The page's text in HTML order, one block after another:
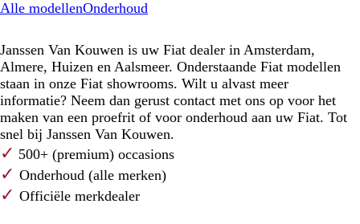
Alle modellenOnderhoud
Janssen Van Kouwen is uw Fiat dealer in Amsterdam,
Almere, Huizen en Aalsmeer. Onderstaande Fiat modellen
staan in onze Fiat showrooms. Wilt u alvast meer
informatie? Neem dan gerust contact met ons op voor het
maken van een proefrit of voor onderhoud aan uw Fiat. Tot
snel bij Janssen Van Kouwen.
✓ 500+ (premium) occasions
✓ Onderhoud (alle merken)
✓ Officiële merkdealer